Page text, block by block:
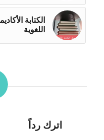
الكتابة
اللغوية
اترك رداً